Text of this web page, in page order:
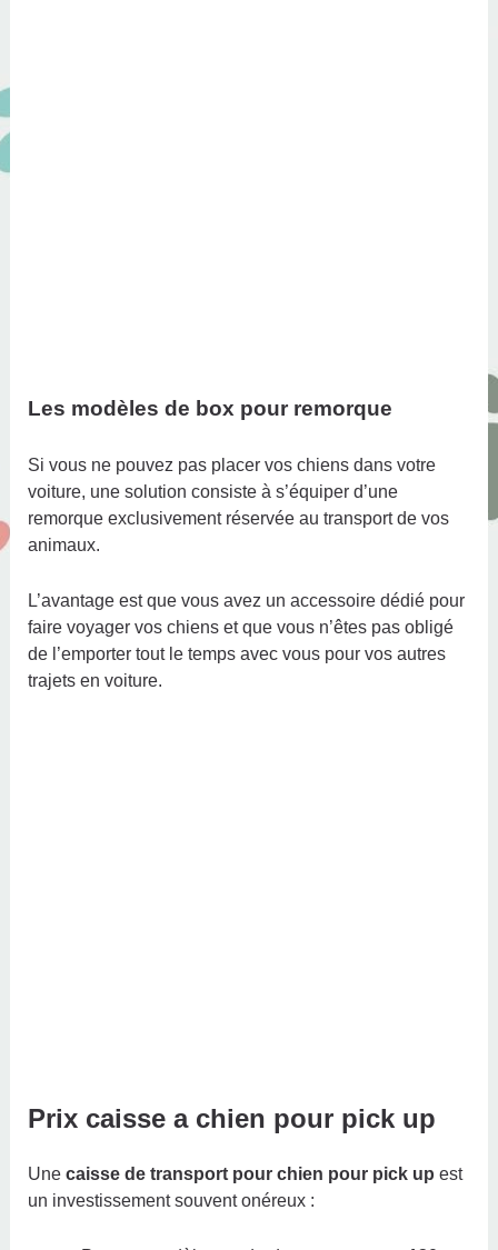
Les modèles de box pour remorque
Si vous ne pouvez pas placer vos chiens dans votre
voiture, une solution consiste à s’équiper d’une
remorque exclusivement réservée au transport de vos
animaux.
L’avantage est que vous avez un accessoire dédié pour
faire voyager vos chiens et que vous n’êtes pas obligé
de l’emporter tout le temps avec vous pour vos autres
trajets en voiture.
Prix caisse a chien pour pick up
Une caisse de transport pour chien pour pick up est
un investissement souvent onéreux :